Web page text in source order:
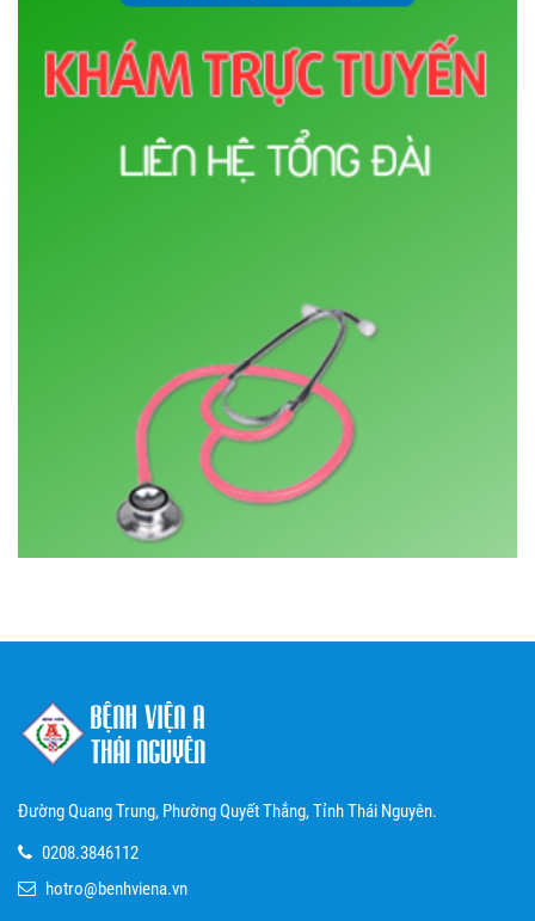
Đường Quang Trung, Phường Quyết Thắng, Tỉnh Thái Nguyên.
0208.3846112
hotro@benhviena.vn